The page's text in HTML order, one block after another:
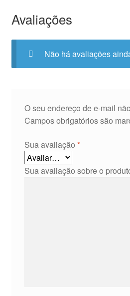
Avaliações
Não há avaliações
O seu endereço de e-mail
Campos obrigatórios são
Sua avaliação *
Sua avaliação sobre o